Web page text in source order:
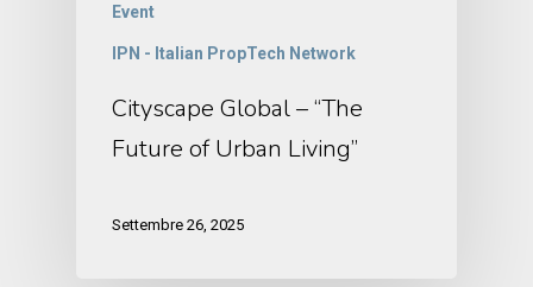
Event
IPN - Italian PropTech Network
Cityscape Global – “The
Future of Urban Living”
Settembre 26, 2025